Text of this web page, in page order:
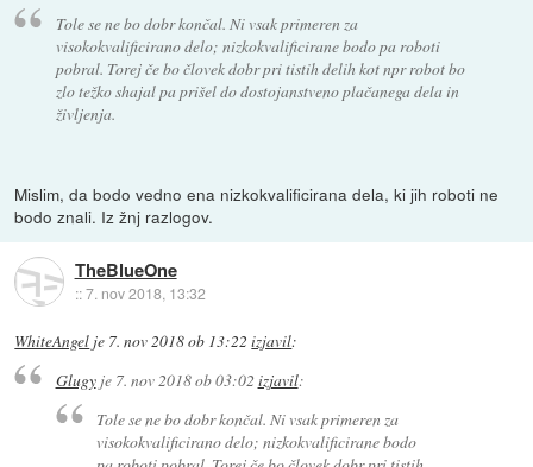
Tole se ne bo dobr končal. Ni vsak primeren za
visokokvalificirano delo; nizkokvalificirane bodo pa roboti
pobral. Torej če bo človek dobr pri tistih delih kot npr robot bo
zlo težko shajal pa prišel do dostojanstveno plačanega dela in
življenja.
Mislim, da bodo vedno ena nizkokvalificirana dela, ki jih roboti ne
bodo znali. Iz žnj razlogov.
TheBlueOne
::7. nov 2018, 13:32
WhiteAngel je 7. nov 2018 ob 13:22 izjavil:
Glugyje 7. nov 2018 ob 03:02 izjavil:
Tole se ne bo dobr končal. Ni vsak primeren za
visokokvalificirano delo; nizkokvalificirane bodo